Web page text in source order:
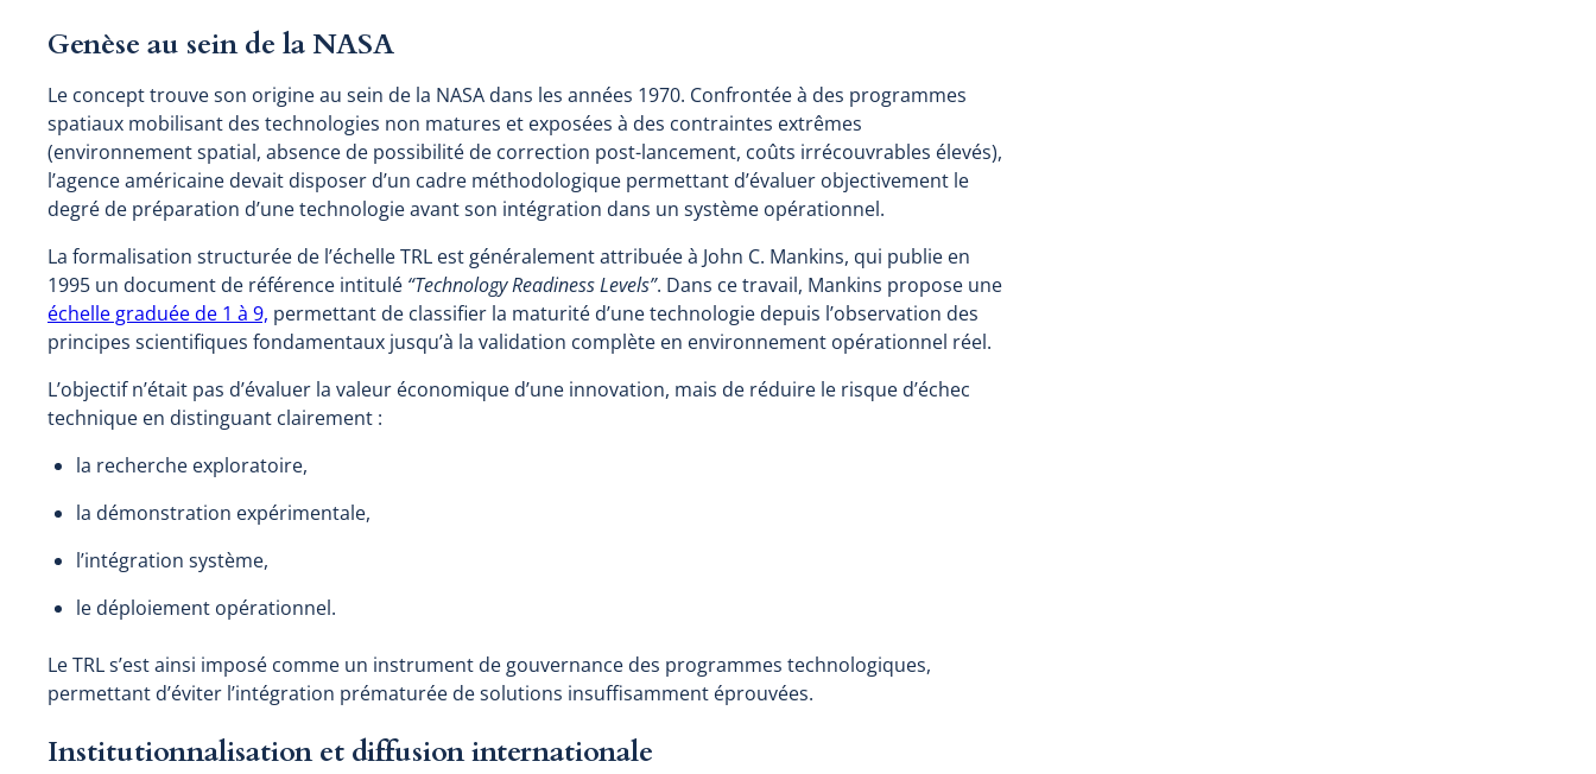
Genèse au sein de la NASA
Le concept trouve son origine au sein de la NASA dans les années 1970. Confrontée à des programmes
spatiaux mobilisant des technologies non matures et exposées à des contraintes extrêmes
(environnement spatial, absence de possibilité de correction post-lancement, coûts irrécouvrables élevés),
l’agence américaine devait disposer d’un cadre méthodologique permettant d’évaluer objectivement le
degré de préparation d’une technologie avant son intégration dans un système opérationnel.
La formalisation structurée de l’échelle TRL est généralement attribuée à John C. Mankins, qui publie en
1995 un document de référence intitulé “Technology Readiness Levels”. Dans ce travail, Mankins propose une
échelle graduée de 1 à 9, permettant de classifier la maturité d’une technologie depuis l’observation des
principes scientifiques fondamentaux jusqu’à la validation complète en environnement opérationnel réel.
L’objectif n’était pas d’évaluer la valeur économique d’une innovation, mais de réduire le risque d’échec
technique en distinguant clairement :
la recherche exploratoire,
la démonstration expérimentale,
l’intégration système,
le déploiement opérationnel.
Le TRL s’est ainsi imposé comme un instrument de gouvernance des programmes technologiques,
permettant d’éviter l’intégration prématurée de solutions insuffisamment éprouvées.
Institutionnalisation et diffusion internationale